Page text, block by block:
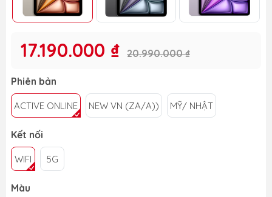
17.190.000 ₫ 20.990.000 ₫
Phiên bản
ACTIVE ONLINE NEW VN (ZA/A)) MỸ/ NHẬT
Kết nối
WIFI 5G
Màu